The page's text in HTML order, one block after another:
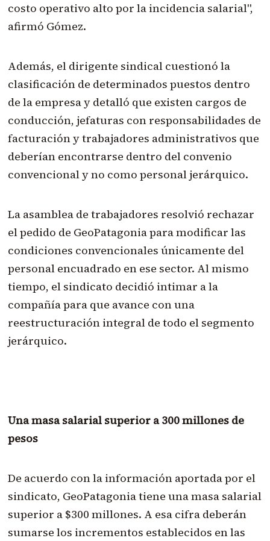
costo operativo alto por la incidencia salarial",
afirmó Gómez.
Además, el dirigente sindical cuestionó la
clasificación de determinados puestos dentro
de la empresa y detalló que existen cargos de
conducción, jefaturas con responsabilidades de
facturación y trabajadores administrativos que
deberían encontrarse dentro del convenio
convencional y no como personal jerárquico.
La asamblea de trabajadores resolvió rechazar
el pedido de GeoPatagonia para modificar las
condiciones convencionales únicamente del
personal encuadrado en ese sector. Al mismo
tiempo, el sindicato decidió intimar a la
compañía para que avance con una
reestructuración integral de todo el segmento
jerárquico.
Una masa salarial superior a 300 millones de
pesos
De acuerdo con la información aportada por el
sindicato, GeoPatagonia tiene una masa salarial
superior a $300 millones. A esa cifra deberán
sumarse los incrementos establecidos en las